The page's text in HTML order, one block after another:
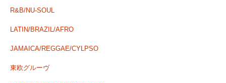
R&B/NU-SOUL
LATIN/BRAZIL/AFRO
JAMAICA/REGGAE/CYLPSO
東欧グルーヴ